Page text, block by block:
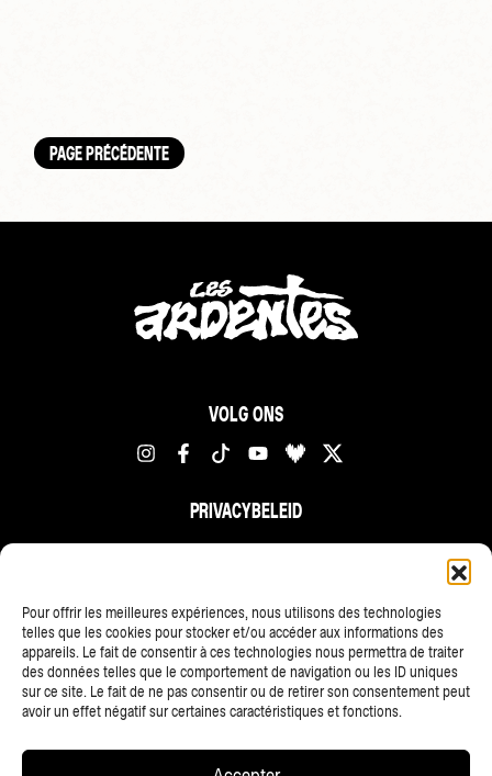
Pour offrir les meilleures expériences, nous utilisons des technologies
telles que les cookies pour stocker et/ou accéder aux informations des
appareils. Le fait de consentir à ces technologies nous permettra de traiter
des données telles que le comportement de navigation ou les ID uniques
sur ce site. Le fait de ne pas consentir ou de retirer son consentement peut
avoir un effet négatif sur certaines caractéristiques et fonctions.
PAGE PRÉCÉDENTE
VOLG ONS
PRIVACYBELEID